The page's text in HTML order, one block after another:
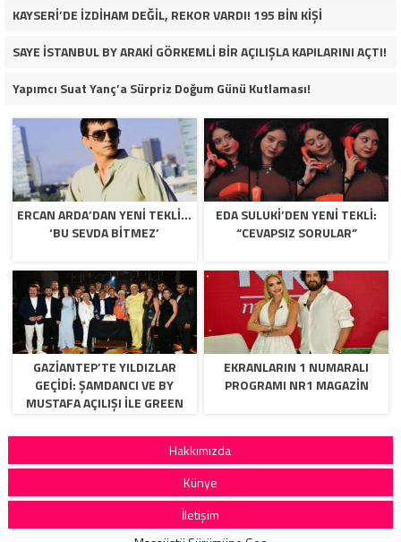
KAYSERİ’DE İZDİHAM DEĞİL, REKOR VARDI! 195 BİN KİŞİ
SAYE İSTANBUL BY ARAKİ GÖRKEMLİ BİR AÇILIŞLA KAPILARINI AÇTI!
Yapımcı Suat Yanç’a Sürpriz Doğum Günü Kutlaması!
ERCAN ARDA’DAN YENI TEKLI…
‘BU SEVDA BITMEZ’
EDA SULUKI’DEN YENI TEKLI:
“CEVAPSIZ SORULAR”
GAZİANTEP’TE YILDIZLAR
GEÇİDİ: ŞAMDANCI VE BY
MUSTAFA AÇILIŞI İLE GREEN
EKRANLARIN 1 NUMARALI
PROGRAMI NR1 MAGAZIN
Hakkımızda
Künye
İletişim